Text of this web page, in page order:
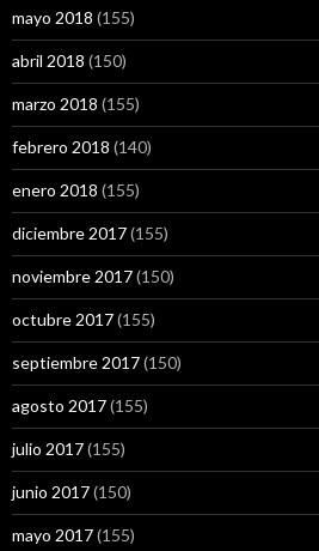
mayo 2018 (155)
abril 2018 (150)
marzo 2018 (155)
febrero 2018 (140)
enero 2018 (155)
diciembre 2017(155)
noviembre 2017(150)
octubre 2017(155)
septiembre 2017(150)
agosto 2017(155)
julio 2017(155)
junio 2017(150)
mayo 2017(155)